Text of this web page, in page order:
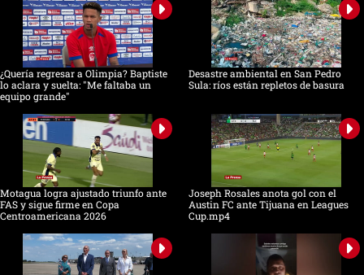
¿Quería regresar a Olimpia? Baptiste
lo aclara y suelta: "Me faltaba un
equipo grande"
Desastre ambiental en San Pedro
Sula: ríos están repletos de basura
Motagua logra ajustado triunfo ante
FAS y sigue firme en Copa
Centroamericana 2026
Joseph Rosales anota gol con el
Austin FC ante Tijuana en Leagues
Cup.mp4